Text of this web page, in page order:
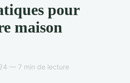
pour
maison
— 7 min de lecture